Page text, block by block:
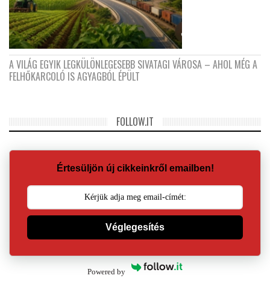
A VILÁG EGYIK LEGKÜLÖNLEGESEBB SIVATAGI VÁROSA – AHOL MÉG A
FELHŐKARCOLÓ IS AGYAGBÓL ÉPÜLT
FOLLOW.IT
Értesüljön új cikkeinkről emailben!
Véglegesítés
Powered by